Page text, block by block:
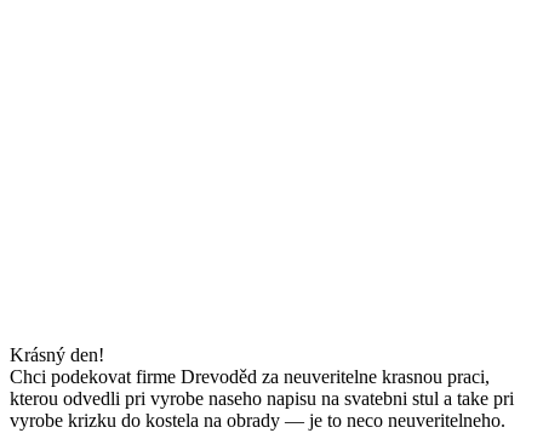
Krásný den!
Chci podekovat firme Drevoděd za neuveritelne krasnou praci,
kterou odvedli pri vyrobe naseho napisu na svatebni stul a take pri
vyrobe krizku do kostela na obrady — je to neco neuveritelneho.